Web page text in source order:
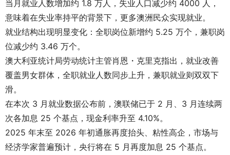
当月就业人数增加约 1.8 万人，失业人口减少约 4000 人，
意味着在失业率持平的背景下，更多澳洲民众实现就业。
就业结构出现明显变化：全职岗位新增约 5.25 万个，兼职岗
位减少约 3.46 万个。
澳大利亚统计局劳动统计主管肖恩・克里克指出，就业改善
覆盖男女群体，全职就业人数同步上升，兼职就业则双双下
滑。
在本次 3 月就业数据公布前，澳联储已于 2 月、3 月连续两
次各加息 25 个基点，现金利率升至 4.10%。
2025 年末至 2026 年初通胀再度抬头、粘性高企，市场与
经济学家普遍预计，央行将在 5 月再度加息 25 个基点。